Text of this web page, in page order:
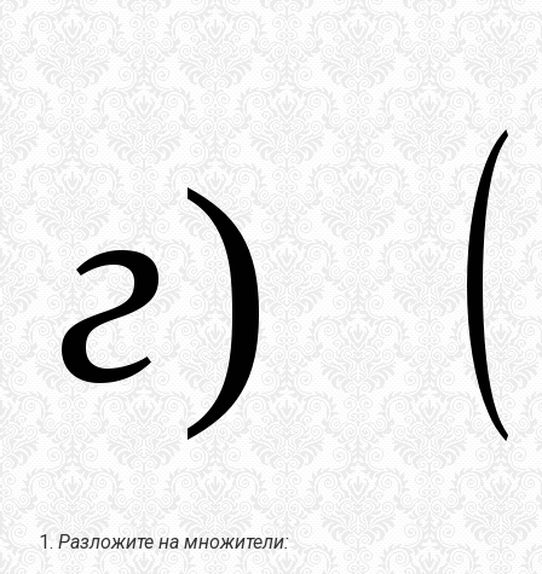
Разложите на множители: